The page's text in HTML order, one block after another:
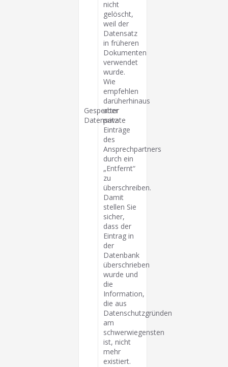
Gesperrter
Datensatz
nicht
gelöscht,
weil der
Datensatz
in früheren
Dokumenten
verwendet
wurde.
Wie
empfehlen
darüherhinaus
aber
private
Einträge
des
Ansprechpartners
durch ein
„Entfernt“
zu
überschreiben.
Damit
stellen Sie
sicher,
dass der
Eintrag in
der
Datenbank
überschrieben
wurde und
die
Information,
die aus
Datenschutzgründen
am
schwerwiegensten
ist, nicht
mehr
existiert.